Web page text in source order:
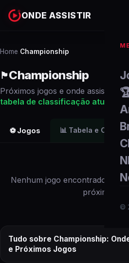
ONDE ASSISTIR
©
Home Championship
🏴󠁧󠁢󠁥󠁮󠁧󠁿Championship
Próximos jogos e onde assistir ao
tabela de classificação atualizada
⚽ Jogos 📊 Tabela e
Nenhum jogo encontrado para
próximos
Tudo sobre Championship:
e Próximos Jogos